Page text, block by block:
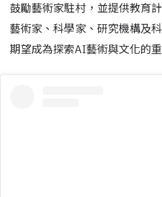
鼓勵藝術家駐村，並提供教育
藝術家、科學家、研究機構及
期望成為探索AI藝術與文化的